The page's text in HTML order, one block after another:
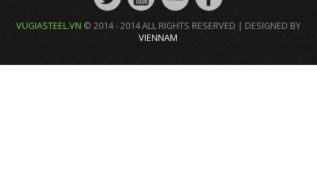
VUGIASTEEL.VN © 2014 - 2014 ALL RIGHTS RESERVED | DESIGNED BY
VIENNAM